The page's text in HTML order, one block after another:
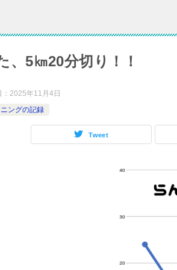
、5㎞20分切り！！
2025年11月4日
ングの記録
Tweet